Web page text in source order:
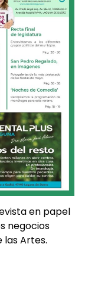
en papel
negocios
las Artes.